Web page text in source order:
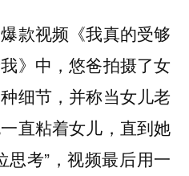
款视频《我真的受够
》中，悠爸拍摄了女
细节，并称当女儿老
直粘着女儿，直到她
思考”，视频最后用一